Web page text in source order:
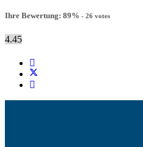
Ihre Bewertung: 89% - 26 votes
4.45